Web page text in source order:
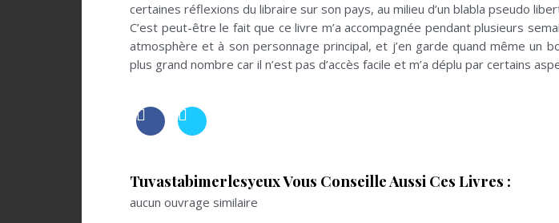
certaines réflexions du libraire sur son pays, au milieu d’un blabla pseudo
C’est peut-être le fait que ce livre m’a accompagnée pendant plusieurs
atmosphère et à son personnage principal, et j’en garde quand même un
plus grand nombre car il n’est pas d’accès facile et m’a déplu par certains
Tuvastabimerlesyeux Vous Conseille Aussi Ces Livres :
aucun ouvrage similaire